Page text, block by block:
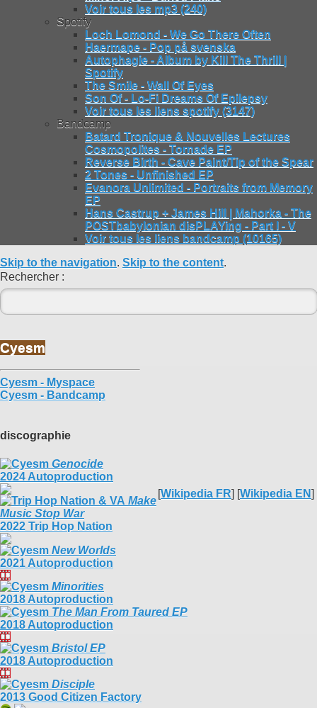
Voir tous les mp3 (240)
Spotify
Loch Lomond - We Go There Often
Haermape - Pop på svenska
Autophagie - Album by Kill The Thrill |
Spotify
The Smile - Wall Of Eyes
Son Of - Lo-Fi Dreams Of Epilepsy
Voir tous les liens spotify (3147)
Bandcamp
Batard Tronique & Nouvelles Lectures
Cosmopolites - Tornade EP
Reverse Birth - Cave Paint/Tip of the Spear
2 Tones - Unfinished EP
Evanora Unlimited - Portraits from Memory
EP
Hans Castrup + James Hill | Mahorka - The
POSTbabylonian disPLAYing - Part I - V
Voir tous les liens bandcamp (10165)
Skip to the navigation. Skip to the content.
Rechercher :
Cyesm
[Wikipedia FR] [Wikipedia EN]
Cyesm - Myspace
Cyesm - Bandcamp
discographie
Genocide
2024 Autoproduction
Make
Music Stop War
2022 Trip Hop Nation
New Worlds
2021 Autoproduction
Minorities
2018 Autoproduction
The Man From Taured EP
2018 Autoproduction
Bristol EP
2018 Autoproduction
Disciple
2013 Good Citizen Factory